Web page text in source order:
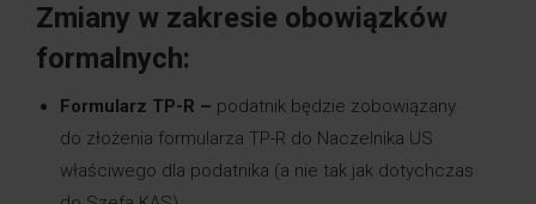
Zmiany w zakresie obowiązków
formalnych:
Formularz TP-R – podatnik będzie zobowiązany
do złożenia formularza TP-R do Naczelnika US
właściwego dla podatnika (a nie tak jak dotychczas